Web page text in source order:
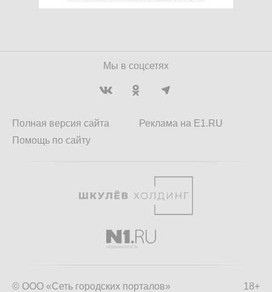
Мы в соцсетях
Полная версия сайта
Помощь по сайту
Реклама на E1.RU
18+
© ООО «Сеть городских порталов»